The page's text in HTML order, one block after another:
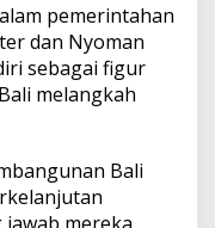
pemerintahan
dan Nyoman
sebagai figur
melangkah
Bali